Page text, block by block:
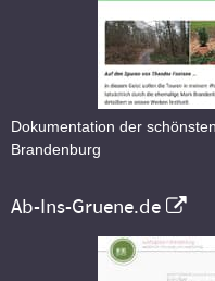
Dokumentation der
Brandenburg
Ab-Ins-Gruene.de